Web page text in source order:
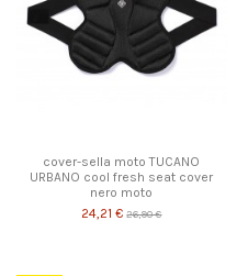
cover-sella moto TUCANO
URBANO cool fresh seat cover
nero moto
24,21 € 26,90 €